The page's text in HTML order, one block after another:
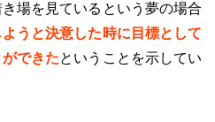
場を見ているという夢の場合
ようと決意した時に目標として
できたということを示してい